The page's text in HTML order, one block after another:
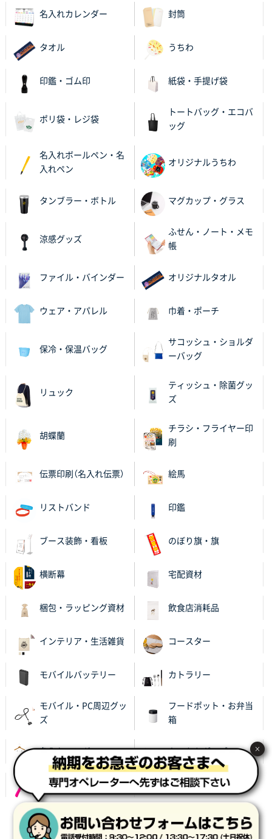
名入れカレンダー 封筒
タオル うちわ
印鑑・ゴム印 紙袋・手提げ袋
ポリ袋・レジ袋
トートバッグ・エコバ
ッグ
名入れボールペン・名
入れペン
オリジナルうちわ
タンブラー・ボトル マグカップ・グラス
涼感グッズ
ふせん・ノート・メモ
帳
ファイル・バインダー オリジナルタオル
ウェア・アパレル 巾着・ポーチ
保冷・保温バッグ
サコッシュ・ショルダ
ーバッグ
リュック
ティッシュ・除菌グッ
ズ
胡蝶蘭
チラシ・フライヤー印
刷
伝票印刷（名入れ伝票） 絵馬
リストバンド 印鑑
ブース装飾・看板 のぼり旗・旗
横断幕 宅配資材
梱包・ラッピング資材 飲食店消耗品
インテリア・生活雑貨 コースター
モバイルバッテリー カトラリー
モバイル・PC周辺グッ
ズ
フードポット・お弁当
箱
名入れハンガー あったかグッズ
レイングッズ
サイト利用規約 プライバシーポリシー
会社概要
特定商取引に基づく表記
×